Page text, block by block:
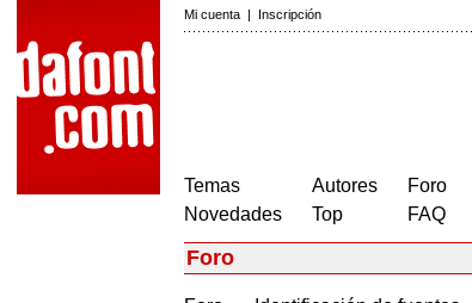
Mi cuenta | Inscripción
Temas
Novedades
Autores
Top
Foro
FAQ
Foro